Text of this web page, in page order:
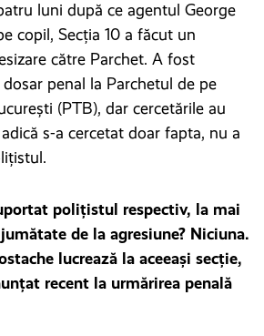
luni după ce agentul George
copil, Secția 10 a făcut un
către Parchet. A fost
penal la Parchetul de pe
(PTB), dar cercetările au
s-a cercetat doar fapta, nu a
polițistul respectiv, la mai
de la agresiune? Niciuna.
lucrează la aceeași secție,
recent la urmărirea penală